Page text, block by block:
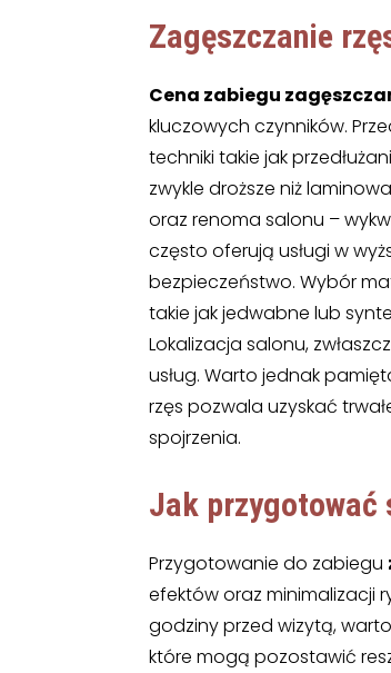
Zagęszczanie
Cena zabiegu
kluczowych czynników.
techniki takie jak
zwykle droższe niż
oraz renoma salonu –
często oferują usługi w
bezpieczeństwo. Wybór
takie jak jedwabne lub
Lokalizacja salonu,
usług. Warto jednak
rzęs pozwala uzyskać
spojrzenia.
Jak przygotować
Przygotowanie do zabiegu
efektów oraz minimalizacji
godziny przed wizytą,
które mogą pozostawić